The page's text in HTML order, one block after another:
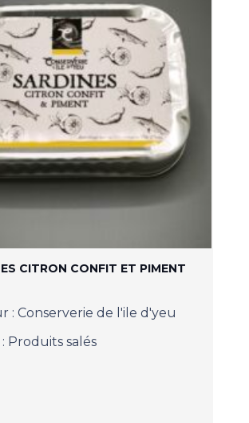
CITRON CONFIT ET PIMENT
: Conserverie de l'ile d'yeu
Produits salés